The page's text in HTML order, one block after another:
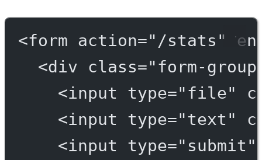
<form action="/stats"
<div class="form-
<input type="file"
<input type="text"
<input type="submit"